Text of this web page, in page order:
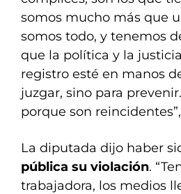
somos mucho más que
somos todo, y tenemos
que la política y la
registro esté en manos
juzgar, sino para
porque son
La diputada dijo haber
pública su violación.
trabajadora, los medios